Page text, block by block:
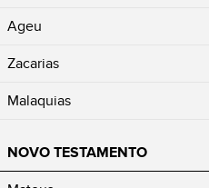
Ageu
Zacarias
Malaquias
NOVO TESTAMENTO